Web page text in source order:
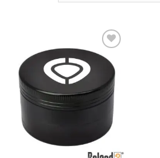
Aggiungi
alla lista
desideri